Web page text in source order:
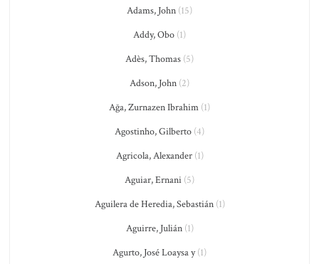
Adams, John (15)
Addy, Obo (1)
Adès, Thomas (5)
Adson, John (2)
Ağa, Zurnazen Ibrahim (1)
Agostinho, Gilberto (4)
Agricola, Alexander(1)
Aguiar, Ernani (5)
Aguilera de Heredia, Sebastián(1)
Aguirre, Julián(1)
Agurto, José Loaysa y(1)